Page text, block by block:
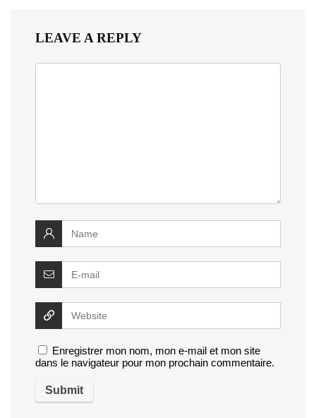
LEAVE A REPLY
Enregistrer mon nom, mon e-mail et mon site
dans le navigateur pour mon prochain commentaire.